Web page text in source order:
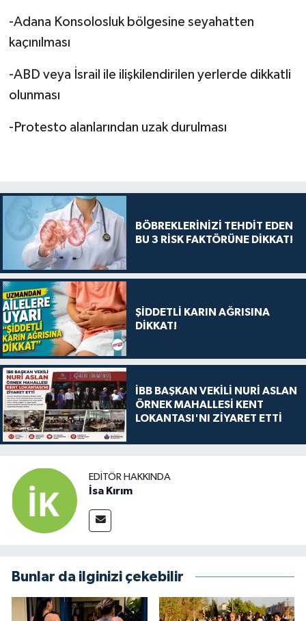
-Adana Konsolosluk bölgesine seyahatten
kaçınılması
-ABD veya İsrail ile ilişkilendirilen yerlerde dikkatli
olunması
-Protesto alanlarından uzak durulması
BÖBREKLERİNİZİ TEHDİT EDEN
BU 3 RİSK FAKTÖRÜNE DİKKAT!
ŞİDDETLİ KARIN AĞRISINA
DİKKAT!
İBB BAŞKAN VEKİLİ NURİ ASLAN
ÖRNEK MAHALLESİ KENT
LOKANTASI'NI ZİYARET ETTİ
EDITÖR HAKKINDA
İsa Kırım
Bunlar da ilginizi çekebilir